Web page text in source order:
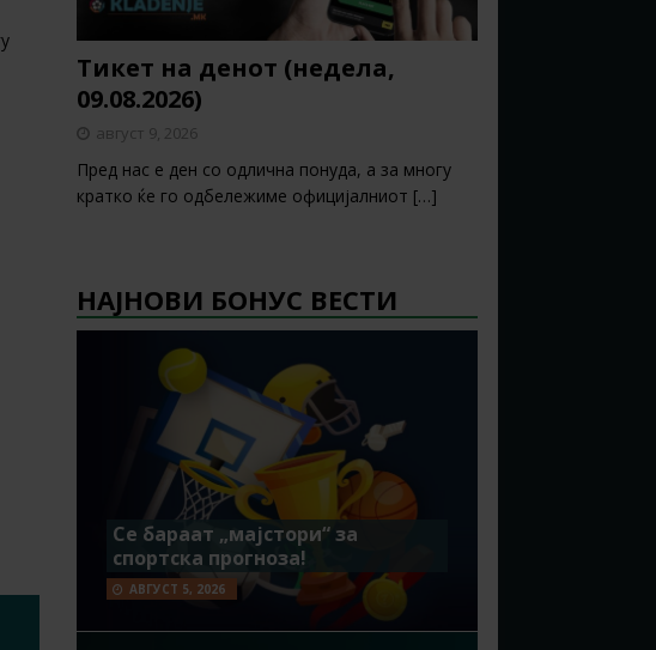
Тикет на денот (недела,
09.08.2026)
август 9, 2026
Пред нас е ден со одлична понуда, а за многу
кратко ќе го одбележиме официјалниот […]
НАЈНОВИ БОНУС ВЕСТИ
Се бараат „мајстори“ за
спортска прогноза!
АВГУСТ 5, 2026